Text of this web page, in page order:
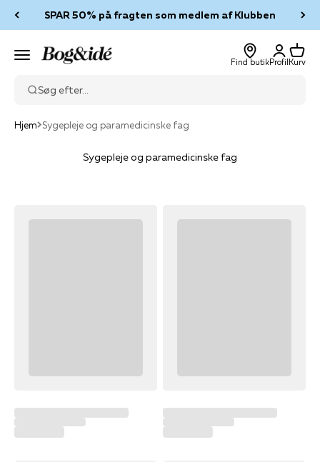
SPAR 50% på fragten som medlem af Klubben
Menu Bog & idé
Find butik
Log ind
Profil
Kurv
Kurv
Søg efter...
Hjem Sygepleje og paramedicinske fag
Sygepleje og paramedicinske fag